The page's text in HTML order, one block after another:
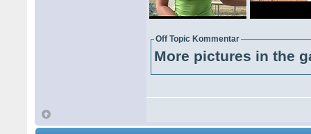
Off Topic Kommentar
More pictures in the